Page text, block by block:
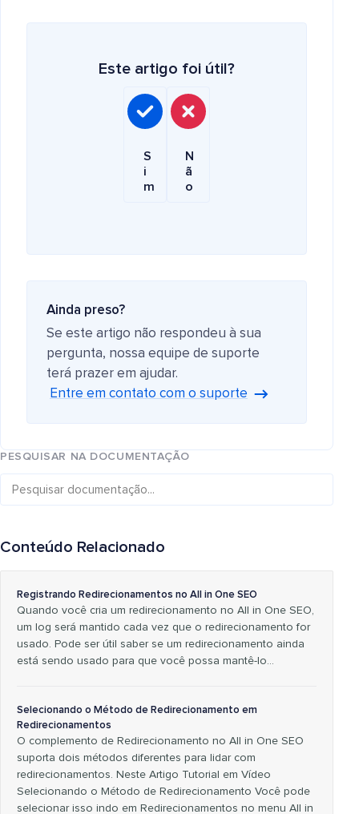
Este artigo foi útil?
S
i
m
N
ã
o
Ainda preso?
Se este artigo não respondeu à sua
pergunta, nossa equipe de suporte
terá prazer em ajudar.
Entre em contato com o suporte
PESQUISAR NA DOCUMENTAÇÃO
Conteúdo Relacionado
Registrando Redirecionamentos no All in One SEO
Quando você cria um redirecionamento no All in One SEO,
um log será mantido cada vez que o redirecionamento for
usado. Pode ser útil saber se um redirecionamento ainda
está sendo usado para que você possa mantê-lo…
Selecionando o Método de Redirecionamento em
Redirecionamentos
O complemento de Redirecionamento no All in One SEO
suporta dois métodos diferentes para lidar com
redirecionamentos. Neste Artigo Tutorial em Vídeo
Selecionando o Método de Redirecionamento Você pode
selecionar isso indo em Redirecionamentos no menu All in